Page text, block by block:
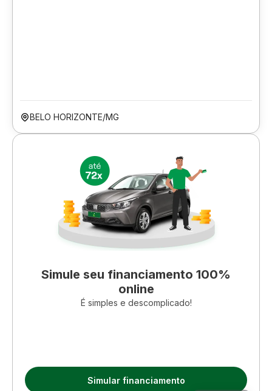
BELO HORIZONTE/MG
Simule seu financiamento 100%
online
É simples e descomplicado!
Simular financiamento